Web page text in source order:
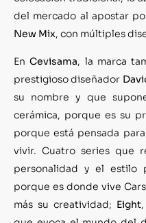
del mercado al apostar
New Mix, con múltiples
EnCevisama, la marca
prestigioso diseñador
su nombre y que
cerámica, porque es su
porque está pensada
vivir. Cuatro series que
personalidad y el estilo
porque es donde vive
más su creatividad; Eight